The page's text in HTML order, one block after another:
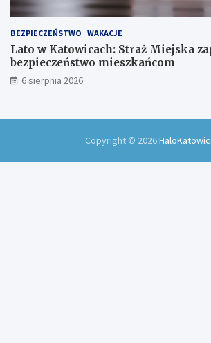
BEZPIECZEŃSTWO WAKACJE
Lato w Katowicach: Straż Miejska
bezpieczeństwo mieszkańcom
6 sierpnia 2026
Copyright © 2026